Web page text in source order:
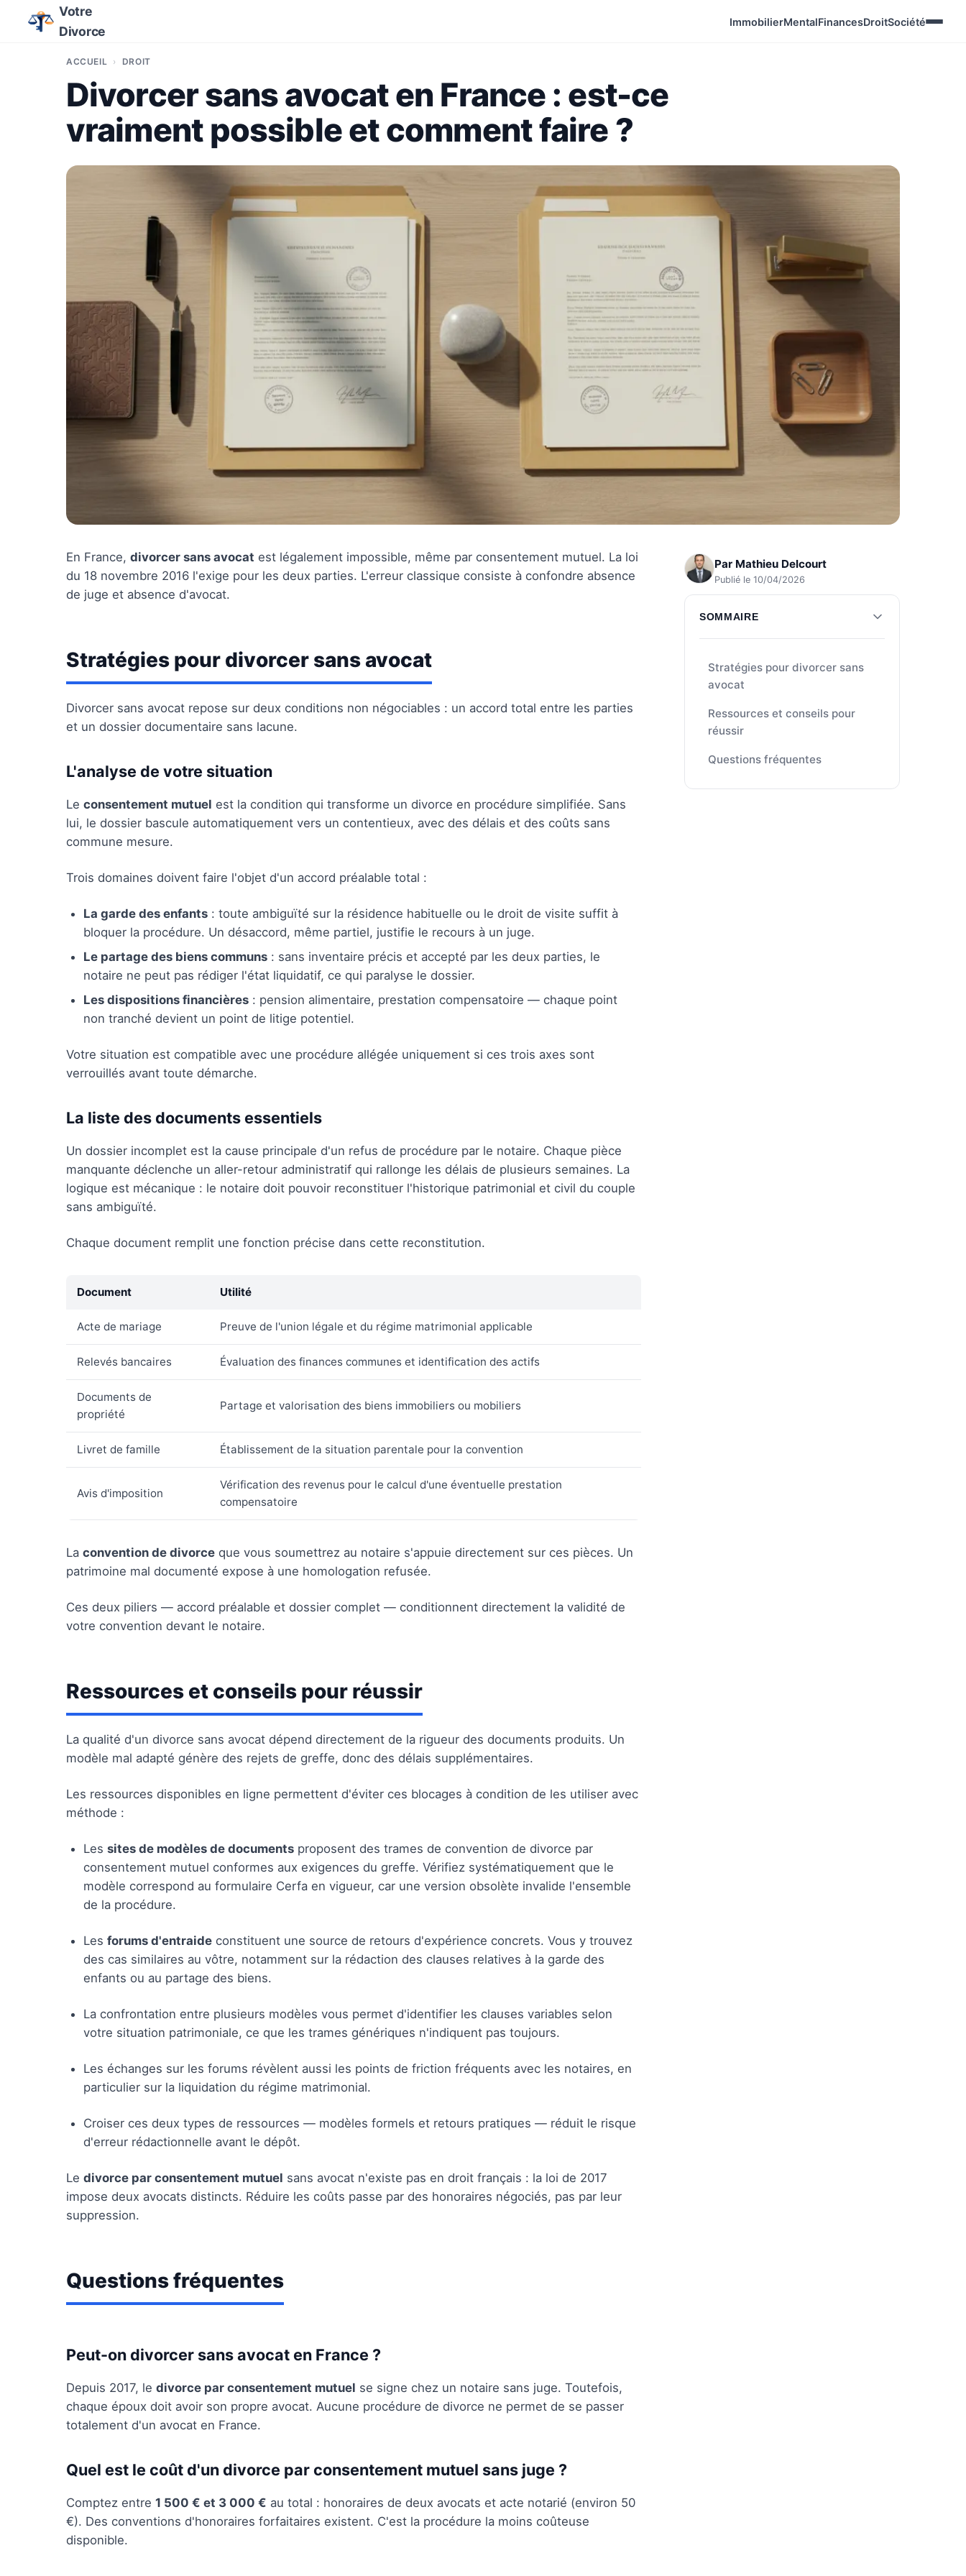
Votre
Divorce
ImmobilierMentalFinancesDroitSociété
ACCUEIL DROIT
Divorcer sans avocat en France : est-ce
vraiment possible et comment faire ?
Par Mathieu Delcourt
Publié le 10/04/2026
SOMMAIRE
Stratégies pour divorcer sans
avocat
Ressources et conseils pour
réussir
Questions fréquentes
En France, divorcer sans avocat est légalement impossible, même par consentement mutuel. La loi
du 18 novembre 2016 l'exige pour les deux parties. L'erreur classique consiste à confondre absence
de juge et absence d'avocat.
Stratégies pour divorcer sans avocat
Divorcer sans avocat repose sur deux conditions non négociables : un accord total entre les parties
et un dossier documentaire sans lacune.
L'analyse de votre situation
Le consentement mutuel est la condition qui transforme un divorce en procédure simplifiée. Sans
lui, le dossier bascule automatiquement vers un contentieux, avec des délais et des coûts sans
commune mesure.
Trois domaines doivent faire l'objet d'un accord préalable total :
La garde des enfants : toute ambiguïté sur la résidence habituelle ou le droit de visite suffit à
bloquer la procédure. Un désaccord, même partiel, justifie le recours à un juge.
Le partage des biens communs : sans inventaire précis et accepté par les deux parties, le
notaire ne peut pas rédiger l'état liquidatif, ce qui paralyse le dossier.
Les dispositions financières : pension alimentaire, prestation compensatoire — chaque point
non tranché devient un point de litige potentiel.
Votre situation est compatible avec une procédure allégée uniquement si ces trois axes sont
verrouillés avant toute démarche.
La liste des documents essentiels
Un dossier incomplet est la cause principale d'un refus de procédure par le notaire. Chaque pièce
manquante déclenche un aller-retour administratif qui rallonge les délais de plusieurs semaines. La
logique est mécanique : le notaire doit pouvoir reconstituer l'historique patrimonial et civil du couple
sans ambiguïté.
Chaque document remplit une fonction précise dans cette reconstitution.
Document Utilité
Acte de mariage Preuve de l'union légale et du régime matrimonial applicable
Relevés bancaires Évaluation des finances communes et identification des actifs
Documents de
propriété
Partage et valorisation des biens immobiliers ou mobiliers
Livret de famille Établissement de la situation parentale pour la convention
Avis d'imposition
Vérification des revenus pour le calcul d'une éventuelle prestation
compensatoire
La convention de divorce que vous soumettrez au notaire s'appuie directement sur ces pièces. Un
patrimoine mal documenté expose à une homologation refusée.
Ces deux piliers — accord préalable et dossier complet — conditionnent directement la validité de
votre convention devant le notaire.
Ressources et conseils pour réussir
La qualité d'un divorce sans avocat dépend directement de la rigueur des documents produits. Un
modèle mal adapté génère des rejets de greffe, donc des délais supplémentaires.
Les ressources disponibles en ligne permettent d'éviter ces blocages à condition de les utiliser avec
méthode :
Les sites de modèles de documents proposent des trames de convention de divorce par
consentement mutuel conformes aux exigences du greffe. Vérifiez systématiquement que le
modèle correspond au formulaire Cerfa en vigueur, car une version obsolète invalide l'ensemble
de la procédure.
Les forums d'entraide constituent une source de retours d'expérience concrets. Vous y trouvez
des cas similaires au vôtre, notamment sur la rédaction des clauses relatives à la garde des
enfants ou au partage des biens.
La confrontation entre plusieurs modèles vous permet d'identifier les clauses variables selon
votre situation patrimoniale, ce que les trames génériques n'indiquent pas toujours.
Les échanges sur les forums révèlent aussi les points de friction fréquents avec les notaires, en
particulier sur la liquidation du régime matrimonial.
Croiser ces deux types de ressources — modèles formels et retours pratiques — réduit le risque
d'erreur rédactionnelle avant le dépôt.
Le divorce par consentement mutuel sans avocat n'existe pas en droit français : la loi de 2017
impose deux avocats distincts. Réduire les coûts passe par des honoraires négociés, pas par leur
suppression.
Questions fréquentes
Peut-on divorcer sans avocat en France ?
Depuis 2017, le divorce par consentement mutuel se signe chez un notaire sans juge. Toutefois,
chaque époux doit avoir son propre avocat. Aucune procédure de divorce ne permet de se passer
totalement d'un avocat en France.
Quel est le coût d'un divorce par consentement mutuel sans juge ?
Comptez entre 1 500 € et 3 000 € au total : honoraires de deux avocats et acte notarié (environ 50
€). Des conventions d'honoraires forfaitaires existent. C'est la procédure la moins coûteuse
disponible.